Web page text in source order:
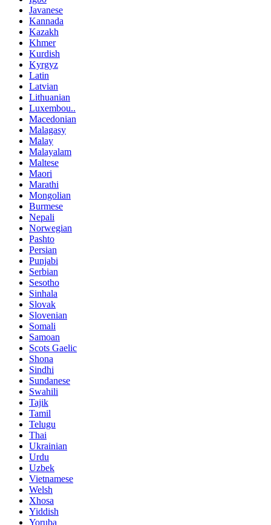
Javanese
Kannada
Kazakh
Khmer
Kurdish
Kyrgyz
Latin
Latvian
Lithuanian
Luxembou..
Macedonian
Malagasy
Malay
Malayalam
Maltese
Maori
Marathi
Mongolian
Burmese
Nepali
Norwegian
Pashto
Persian
Punjabi
Serbian
Sesotho
Sinhala
Slovak
Slovenian
Somali
Samoan
Scots Gaelic
Shona
Sindhi
Sundanese
Swahili
Tajik
Tamil
Telugu
Thai
Ukrainian
Urdu
Uzbek
Vietnamese
Welsh
Xhosa
Yiddish
Yoruba